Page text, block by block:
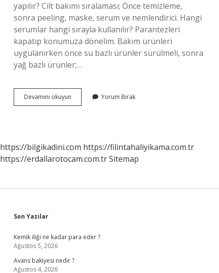
yapılır? Cilt bakımı sıralaması; Önce temizleme,
sonra peeling, maske, serum ve nemlendirici. Hangi
serumlar hangi sırayla kullanılır? Parantezleri
kapatıp konumuza dönelim. Bakım ürünleri
uygulanırken önce su bazlı ürünler sürülmeli, sonra
yağ bazlı ürünler;…
Devamını okuyun Sırasıyla
Cilt
Yorum Bırak
https://bilgikadini.com https://filintahaliyikama.com.tr
https://erdallarotocam.com.trSitemap
Sidebar
Son Yazılar
Kemik iliği ne kadar para eder ?
Ağustos 5, 2026
Avans bakiyesi nedir ?
Ağustos 4, 2026